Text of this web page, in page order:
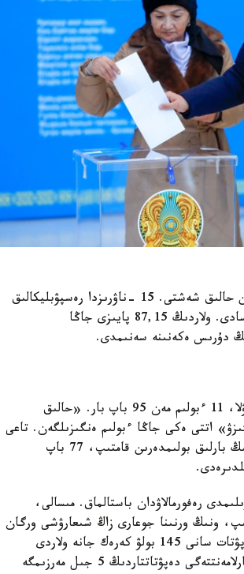
تۇبىندە جارتى جىلعا جۋىق تالقىعا تۇسكەن اتا زاڭنىڭ كەلەشەگىن حالىق شەشتى. 15 -ناۋرىزدا رەسپۋبليكالىق
رەفەرەندۋم ۇيىمداستىرىلىپ، وندا 9126850 ازامات تاڭداۋىن جاسادى. ولاردىڭ 87,15 پايىزى جاڭا
سونىمەن، بۇگىننەن باستاپ كۇشىنە ەنگەن جاڭا اتا زاڭدا پرەامبۋلا، 11 ءبولىم مەن 95 باپ بار. «حالىق
اتتى ەكى جاڭا ءبولىم ەنگىزىلگەن. تاعى
4 ءبولىمنىڭ اتاۋى وزگەردى. وزگەرىستەر مەن تولىقتىرۋلار اتا زاڭنىڭ بارلىق بولىمدەرىن قامتىپ، 77 باپ
رەفورمالاۋدان باستالماق. مىسالى،
ونىڭ ورنىنا جوعارى زاڭ شىعارۋشى ورگان
رەتىندە ءبىر پالاتالى كاسىبي قۇرىلتاي قۇرىلادى. قۇرىلتايداعى دەپۋتات سانى 145 بولۋ كەرەك جانە ولاردى
سايلاۋدا تولىعىمەن پروپورتسيونالدى جۇيە قولدانىلماق. ال جاڭا پارلامەنتتەگى دەپۋتاتتاردىڭ 5 جىل مەرزىمگە